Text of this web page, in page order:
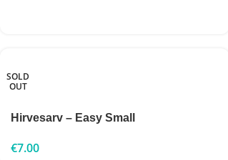
SOLD
OUT
Hirvesarv – Easy Small
€7.00